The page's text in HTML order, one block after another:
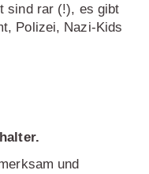
sind rar (!), es gibt
Polizei, Nazi-Kids
und